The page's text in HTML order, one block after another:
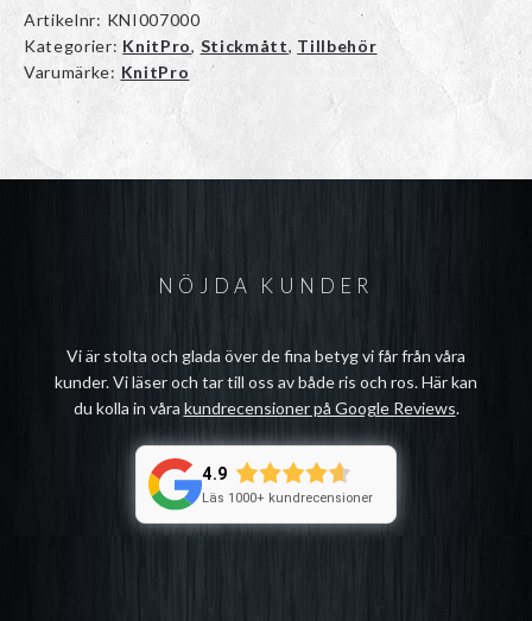
Artikelnr: KNI007000
Kategorier: KnitPro, Stickmått, Tillbehör
Varumärke: KnitPro
NÖJDA KUNDER
Vi är stolta och glada över de fina betyg vi får från våra
kunder. Vi läser och tar till oss av både ris och ros. Här kan
du kolla in våra kundrecensioner på Google Reviews.
4.9
Läs 1000+ kundrecensioner